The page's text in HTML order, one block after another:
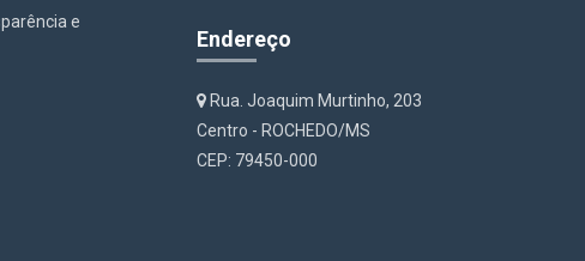
e
Endereço
Rua. Joaquim Murtinho, 203
Centro - ROCHEDO/MS
CEP: 79450-000